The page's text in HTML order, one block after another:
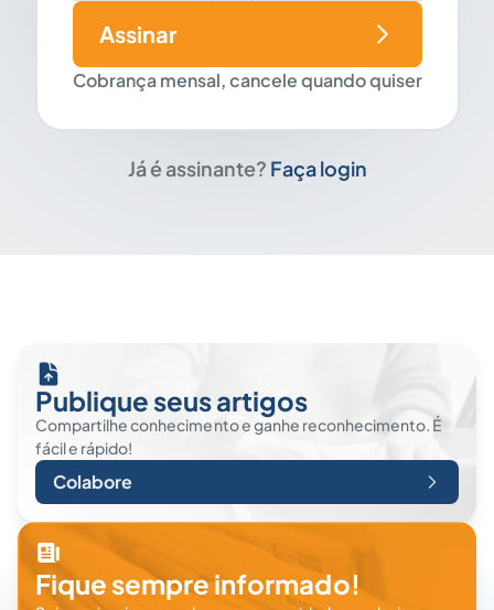
Cobrança mensal, cancele quando quiser
Assinar
Já é assinante? Faça login
Publique seus artigos
Compartilhe conhecimento e ganhe reconhecimento. É
fácil e rápido!
Colabore
Fique sempre informado!